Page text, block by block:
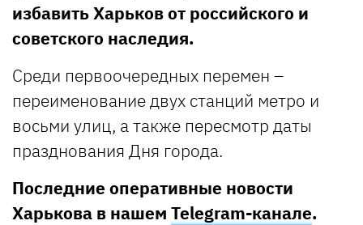
избавить Харьков от российского и
советского наследия.
Среди первоочередных перемен –
переименование двух станций метро и
восьми улиц, а также пересмотр даты
празднования Дня города.
Последние оперативные новости
Харькова в нашем Telegram-канале.